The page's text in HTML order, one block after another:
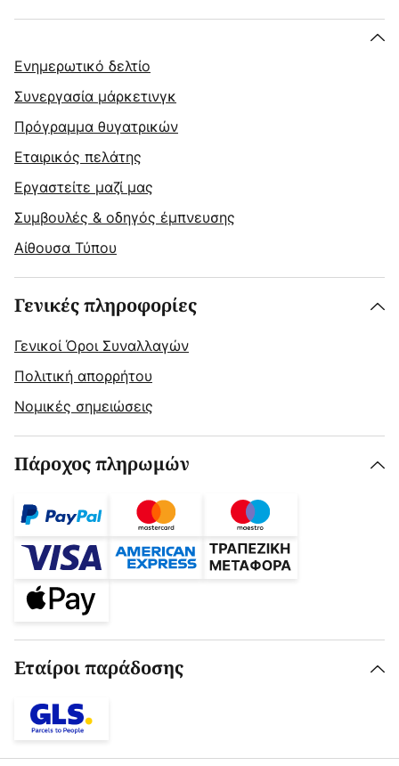
Ενημερωτικό δελτίο
Συνεργασία μάρκετινγκ
Πρόγραμμα θυγατρικών
Εταιρικός πελάτης
Εργαστείτε μαζί μας
Συμβουλές & οδηγός έμπνευσης
Αίθουσα Τύπου
Γενικές πληροφορίες
Γενικοί Όροι Συναλλαγών
Πολιτική απορρήτου
Νομικές σημειώσεις
Πάροχος πληρωμών
Εταίροι παράδοσης